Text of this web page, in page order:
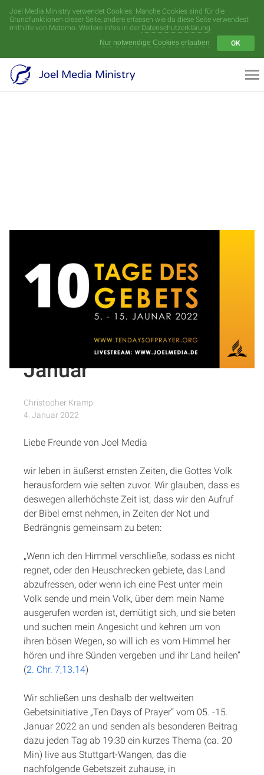
Joel Media Ministry verwendet Cookies. Manche Cookies sind für die
Grundfunktionen dieser Seite, andere erfassen wie du diese Seite verwendest
mithilfe von Matomo. Weitere Infos in der Datenschutzerklärung.
Nur notwendige Cookies erlauben
OK
Joel Media Ministry
„Der Gebetsruf der
Drei Engel“: 10 Tage
Gebet –
Livestreamserie ab 05.
Januar
Christopher Kramp
4. Januar 2022
Liebe Freunde von Joel Media
wir leben in äußerst ernsten Zeiten, die Gottes Volk
herausfordern wie selten zuvor. Wir glauben, dass es
deswegen allerhöchste Zeit ist, dass wir den Aufruf
der Bibel ernst nehmen, in Zeiten der Not und
Bedrängnis gemeinsam zu beten:
„Wenn ich den Himmel verschließe, sodass es nicht
regnet, oder den Heuschrecken gebiete, das Land
abzufressen, oder wenn ich eine Pest unter mein
Volk sende und mein Volk, über dem mein Name
ausgerufen worden ist, demütigt sich, und sie beten
und suchen mein Angesicht und kehren um von
ihren bösen Wegen, so will ich es vom Himmel her
hören und ihre Sünden vergeben und ihr Land heilen“
(2. Chr. 7,13.14)
Wir schließen uns deshalb der weltweiten
Gebetsinitiative „Ten Days of Prayer“ vom 05. -15.
Januar 2022 an und senden als besonderen Beitrag
dazu jeden Tag ab 19:30 ein kurzes Thema (ca. 20
Min) live aus Stuttgart-Wangen, das die
nachfolgende Gebetszeit zuhause, in
Menü
Videoarchiv
Artikel
Podcasts
Studienzentrum